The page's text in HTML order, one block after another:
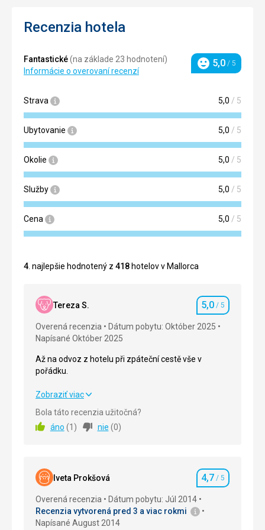
Recenzia hotela
Fantastické(na základe 23 hodnotení)
Informácie o overovaní recenzí
Hodnotenie
5,0 / 5
Strava 5,0 / 5
Ubytovanie 5,0 / 5
Okolie 5,0 / 5
Služby 5,0 / 5
Cena 5,0 / 5
4 . najlepšie hodnotený z 418 hotelov v Mallorca
Tereza S. Hodnotenie
5,0 / 5
Overená recenzia
Dátum pobytu: Október 2025
Napísané Október 2025
Až na odvoz z hotelu při zpáteční cestě vše v
pořádku.
Až na odvoz z hotelu při zpáteční cestě vše v
Strava
Okolie 5,0/ 5
Služby
Cena
Zobraziť viac
Bola táto recenzia užitočná?
áno (1 ) nie (0)
Iveta Prokšová Hodnotenie
4,7 / 5
Overená recenzia
Dátum pobytu: Júl 2014
Recenzia vytvorená pred 3 a viac rokmi
Napísané August 2014